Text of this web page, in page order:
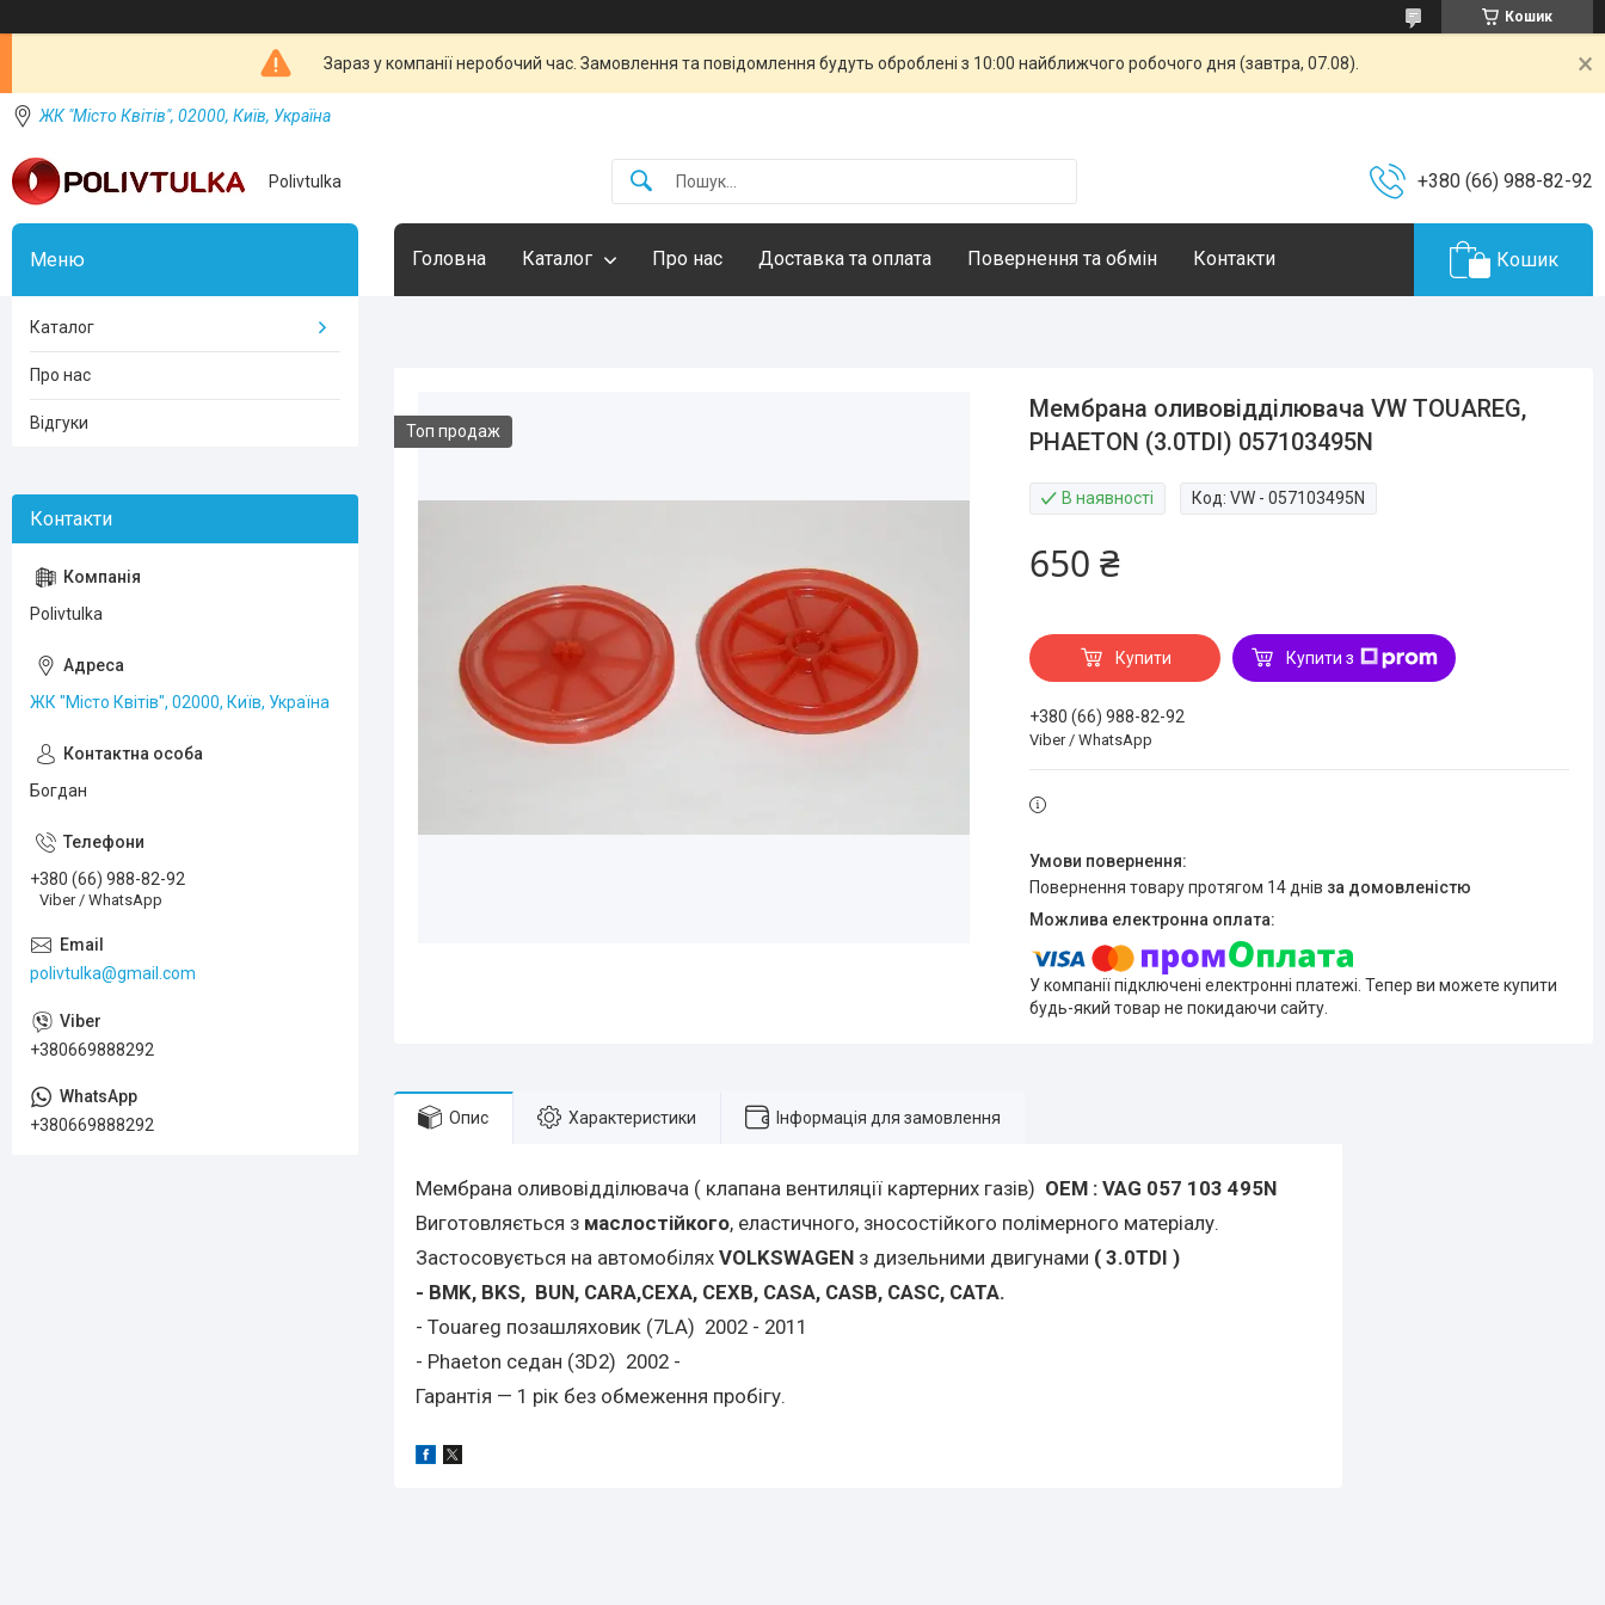
Кошик
Зараз у компанії неробочий час. Замовлення та повідомлення будуть оброблені з 10:00 найближчого робочого дня (завтра, 07.08).
ЖК "Місто Квітів", 02000, Київ, Україна
Polivtulka +380 (66) 988-82-92
Головна Каталог Про нас Доставка та оплата Повернення та обмін Контакти Кошик
Топ продаж
Мембрана оливовідділювача VW TOUAREG,
PHAETON (3.0TDI) 057103495N
В наявності Код:VW - 057103495N
650 ₴
Купити Купити з
+380 (66) 988-82-92
Viber / WhatsApp
повернення товару протягом 14 днів за домовленістю
У компанії підключені електронні платежі. Тепер ви можете купити
будь-який товар не покидаючи сайту.
Опис Характеристики Інформація для замовлення
Мембрана оливовідділювача ( клапана вентиляції картерних газів) ОЕМ : VAG 057 103 495N
Виготовляється з маслостійкого, еластичного, зносостійкого полімерного матеріалу.
Застосовується на автомобілях VOLKSWAGEN з дизельними двигунами ( 3.0TDI )
- BMK, BKS, BUN, CARA,CEXA, CEXB, CASA, CASB, CASC, CATA.
- Touareg позашляховик (7LA) 2002 - 2011
- Phaeton седан (3D2) 2002 -
Гарантія — 1 рік без обмеження пробігу.
Каталог
Про нас
Відгуки
Polivtulka
ЖК "Місто Квітів", 02000, Київ, Україна
Богдан
+380 (66) 988-82-92
Viber / WhatsApp
polivtulka@gmail.com
+380669888292
+380669888292